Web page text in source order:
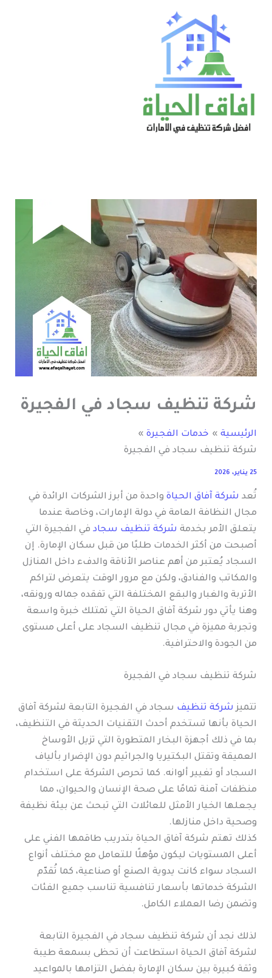
شركة تنظيف سجاد في الفجيرة
الرئيسية
خدمات الفجيرة
شركة تنظيف سجاد في الفجيرة
25 يناير، 2026
تُعد شركة آفاق الحياة واحدة من أبرز الشركات الرائدة في
مجال النظافة العامة في دولة الإمارات، وخاصة عندما
يتعلق الأمر بخدمة شركة تنظيف سجاد في الفجيرة التي
أصبحت من أكثر الخدمات طلبًا من قبل سكان الإمارة. إن
السجاد يُعتبر من أهم عناصر الأناقة والدفء داخل المنازل
والمكاتب والفنادق، ولكن مع مرور الوقت يتعرض لتراكم
الأتربة والغبار والبقع المختلفة التي تفقده جماله ورونقه،
وهنا يأتي دور شركة آفاق الحياة التي تمتلك خبرة واسعة
وتجربة مميزة في مجال تنظيف السجاد على أعلى مستوى
من الجودة والاحترافية.
شركة تنظيف سجاد في الفجيرة
تتميز شركة تنظيف سجاد في الفجيرة التابعة لشركة آفاق
الحياة بأنها تستخدم أحدث التقنيات الحديثة في التنظيف،
بما في ذلك أجهزة البخار المتطورة التي تزيل الأوساخ
العميقة وتقتل البكتيريا والجراثيم دون الإضرار بألياف
السجاد أو تغيير ألوانه. كما تحرص الشركة على استخدام
منظفات آمنة تمامًا على صحة الإنسان والحيوان، مما
يجعلها الخيار الأمثل للعائلات التي تبحث عن بيئة نظيفة
وصحية داخل منازلها.
كذلك تهتم شركة آفاق الحياة بتدريب طاقمها الفني على
أعلى المستويات ليكون مؤهلًا للتعامل مع مختلف أنواع
السجاد سواء كانت يدوية الصنع أو صناعية، كما تُقدّم
الشركة خدماتها بأسعار تنافسية تناسب جميع الفئات
وتضمن رضا العملاء الكامل.
لذلك نجد أن شركة تنظيف سجاد في الفجيرة التابعة
لشركة آفاق الحياة استطاعت أن تحظى بسمعة طيبة
وثقة كبيرة بين سكان الإمارة بفضل التزامها بالمواعيد